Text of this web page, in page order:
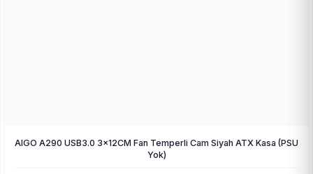
AIGO A290 USB3.0 3×12CM Fan Temperli Cam Siyah ATX Kasa (PSU
Yok)